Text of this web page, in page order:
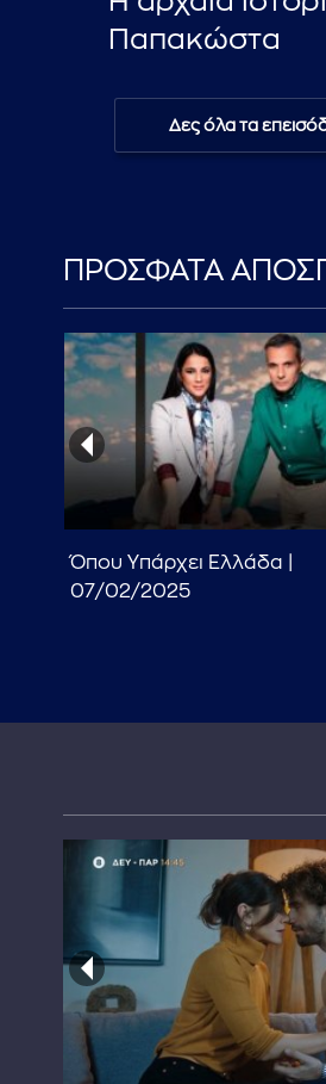
Παπακώστα
Δες όλα τα
ΠΡΟΣΦΑΤΑ
Όπου Υπάρχει Ελλάδα |
07/02/2025